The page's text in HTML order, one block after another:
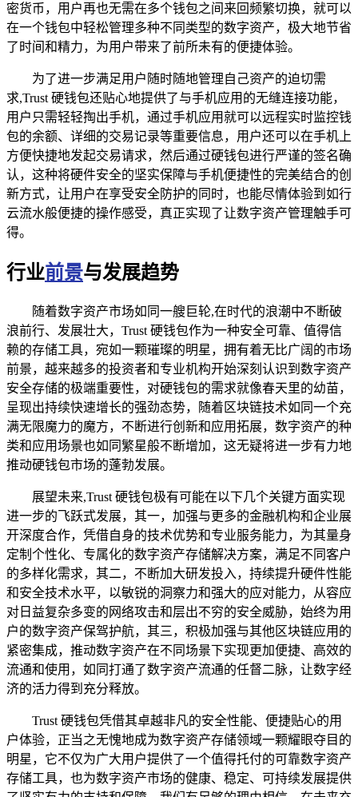
密货币，用户再也无需在多个钱包之间来回频繁切换，就可以
在一个钱包中轻松管理多种不同类型的数字资产，极大地节省
了时间和精力，为用户带来了前所未有的便捷体验。
为了进一步满足用户随时随地管理自己资产的迫切需
求,Trust 硬钱包还贴心地提供了与手机应用的无缝连接功能，
用户只需轻轻掏出手机，通过手机应用就可以远程实时监控钱
包的余额、详细的交易记录等重要信息，用户还可以在手机上
方便快捷地发起交易请求，然后通过硬钱包进行严谨的签名确
认，这种将硬件安全的坚实保障与手机便捷性的完美结合的创
新方式，让用户在享受安全防护的同时，也能尽情体验到如行
云流水般便捷的操作感受，真正实现了让数字资产管理触手可
得。
行业前景与发展趋势
随着数字资产市场如同一艘巨轮,在时代的浪潮中不断破
浪前行、发展壮大，Trust 硬钱包作为一种安全可靠、值得信
赖的存储工具，宛如一颗璀璨的明星，拥有着无比广阔的市场
前景，越来越多的投资者和专业机构开始深刻认识到数字资产
安全存储的极端重要性，对硬钱包的需求就像春天里的幼苗，
呈现出持续快速增长的强劲态势，随着区块链技术如同一个充
满无限魔力的魔方，不断进行创新和应用拓展，数字资产的种
类和应用场景也如同繁星般不断增加，这无疑将进一步有力地
推动硬钱包市场的蓬勃发展。
展望未来,Trust 硬钱包极有可能在以下几个关键方面实现
进一步的飞跃式发展，其一，加强与更多的金融机构和企业展
开深度合作，凭借自身的技术优势和专业服务能力，为其量身
定制个性化、专属化的数字资产存储解决方案，满足不同客户
的多样化需求，其二，不断加大研发投入，持续提升硬件性能
和安全技术水平，以敏锐的洞察力和强大的应对能力，从容应
对日益复杂多变的网络攻击和层出不穷的安全威胁，始终为用
户的数字资产保驾护航，其三，积极加强与其他区块链应用的
紧密集成，推动数字资产在不同场景下实现更加便捷、高效的
流通和使用，如同打通了数字资产流通的任督二脉，让数字经
济的活力得到充分释放。
Trust 硬钱包凭借其卓越非凡的安全性能、便捷贴心的用
户体验，正当之无愧地成为数字资产存储领域一颗耀眼夺目的
明星，它不仅为广大用户提供了一个值得托付的可靠数字资产
存储工具，也为数字资产市场的健康、稳定、可持续发展提供